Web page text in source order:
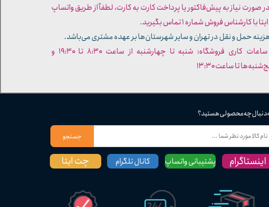
دنبال چه محصولی هستید؟
جستجو
پشتیبانی واتساپ چت ایتا کانال تلگرام اینستاگرام
صورت نیاز به پیش‌فاکتور یا پرداخت کارت به کارت، لطفاً از طریق واتساپ
با کارشناس فروش شماره ۱ تماس بگیرید.
حمل و نقل در تهران و سایر شهرستان‌ها بر عهده مشتری می‌باشد.
- ساعات کاری فروشگاه: شنبه تا چهارشنبه از ساعت ۸:۳۰ تا ۱۹:۳۰ و
تا ساعت ۱۳:۳۰​​​​​​​